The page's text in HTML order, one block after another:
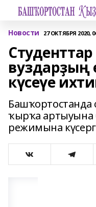
Новости 27 ОКТЯБРЯ 2020,
вуздарҙың
күсеүе
Башҡортостанда
ҡырҡа артыуына
режимына